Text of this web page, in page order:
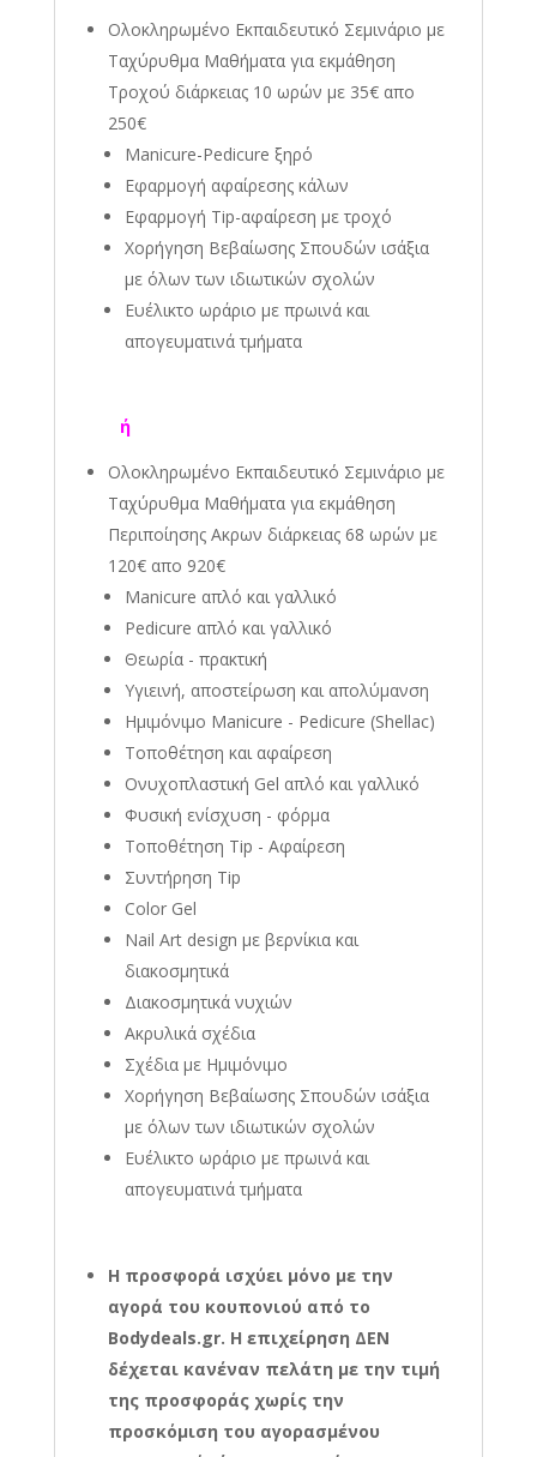
Oλοκληρωμένο Eκπαιδευτικό Σεμινάριο με
Ταχύρυθμα Μαθήματα για εκμάθηση
Tροχού διάρκειας 10 ωρών με 35€ απο
250€
Manicure-Pedicure ξηρό
Εφαρμογή αφαίρεσης κάλων
Εφαρμογή Tip-αφαίρεση με τροχό
Χορήγηση Βεβαίωσης Σπουδών ισάξια
με όλων των ιδιωτικών σχολών
Ευέλικτο ωράριο με πρωινά και
απογευματινά τμήματα
ή
Oλοκληρωμένο Eκπαιδευτικό Σεμινάριο με
Ταχύρυθμα Μαθήματα για εκμάθηση
Περιποίησης Aκρων διάρκειας 68 ωρών με
120€ απο 920€
Manicure απλό και γαλλικό
Pedicure απλό και γαλλικό
Θεωρία - πρακτική
Υγιεινή, αποστείρωση και απολύμανση
Ημιμόνιμο Μanicure - Pedicure (Shellac)
Τοποθέτηση και αφαίρεση
Ονυχοπλαστική Gel απλό και γαλλικό
Φυσική ενίσχυση - φόρμα
Τοποθέτηση Tip - Αφαίρεση
Συντήρηση Tip
Color Gel
Nail Art design με βερνίκια και
διακοσμητικά
Διακοσμητικά νυχιών
Ακρυλικά σχέδια
Σχέδια με Ημιμόνιμο
Χορήγηση Βεβαίωσης Σπουδών ισάξια
με όλων των ιδιωτικών σχολών
Ευέλικτο ωράριο με πρωινά και
απογευματινά τμήματα
Η προσφορά ισχύει μόνο με την
αγορά του κουπονιού από το
Bodydeals.gr. Η επιχείρηση ΔΕΝ
δέχεται κανέναν πελάτη με την τιμή
της προσφοράς χωρίς την
προσκόμιση του αγορασμένου